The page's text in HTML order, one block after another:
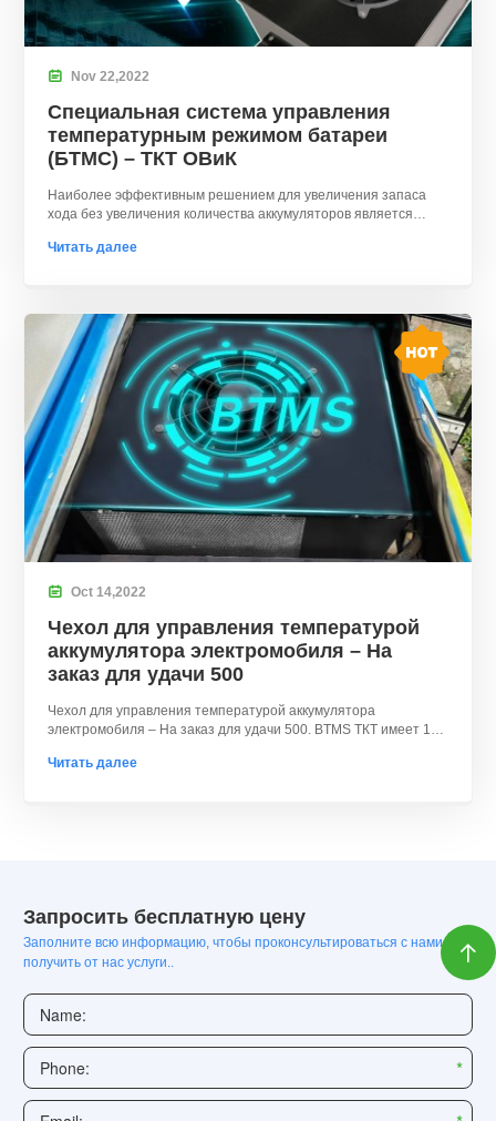
 Nov 22,2022
Специальная система управления
температурным режимом батареи
(БТМС) – ТКТ ОВиК
Наиболее эффективным решением для увеличения запаса
хода без увеличения количества аккумуляторов является
аккумуляторов..
Читать далее
 Oct 14,2022
Чехол для управления температурой
аккумулятора электромобиля – На
заказ для удачи 500
Чехол для управления температурой аккумулятора
электромобиля – На заказ для удачи 500. BTMS ТКТ имеет 10
Читать далее

Запросить бесплатную цену
Заполните всю информацию, чтобы проконсультироваться с нами и
получить от нас услуги..